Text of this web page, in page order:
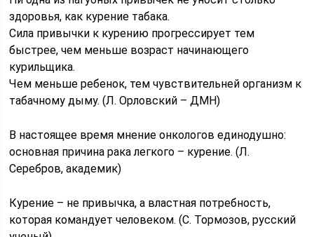
здоровья, как курение табака.
Сила привычки к курению прогрессирует тем
быстрее, чем меньше возраст начинающего
курильщика.
Чем меньше ребенок, тем чувствительней организм к
табачному дыму. (Л. Орловский – ДМН)
В настоящее время мнение онкологов единодушно:
основная причина рака легкого – курение. (Л.
Серебров, академик)
Курение – не привычка, а властная потребность,
которая командует человеком. (С. Тормозов, русский